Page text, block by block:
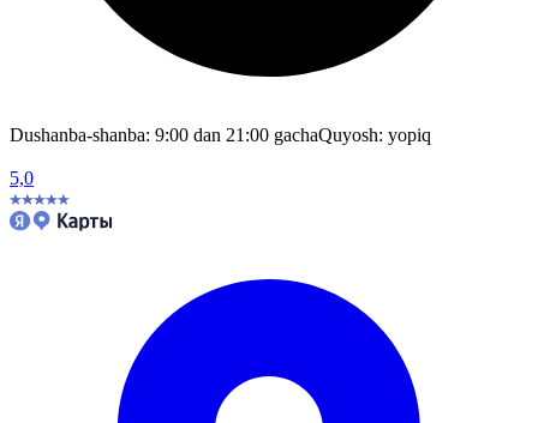
Dushanba-shanba: 9:00 dan 21:00 gachaQuyosh: yopiq
5,0